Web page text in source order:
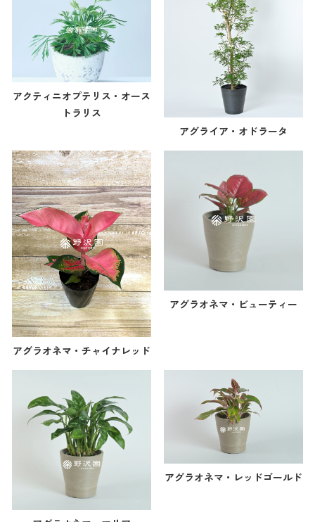
アクティニオプテリス・オース
トラリス
アグライア・オドラータ
アグラオネマ・チャイナレッド
アグラオネマ・ビューティー
アグラオネマ・レッドゴールド